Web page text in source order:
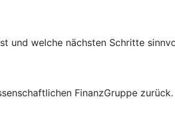
und welche nächsten Schritte
FinanzGruppe zurück.